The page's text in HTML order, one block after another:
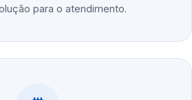
para o atendimento.